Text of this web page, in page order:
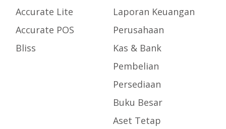
Accurate Lite
Accurate POS
Bliss
Laporan Keuangan
Perusahaan
Kas & Bank
Pembelian
Persediaan
Buku Besar
Aset Tetap